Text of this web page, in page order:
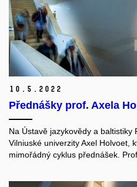
10. 5. 2022
Přednášky prof. Axela
Na Ústavě jazykovědy a
Vilniuské univerzity Axel Holvoet,
mimořádný cyklus přednášek.